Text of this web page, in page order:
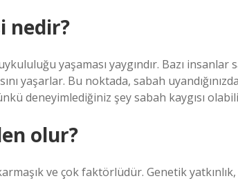
nedir?
yaşaması yaygındır. Bazı insanlar
yaşarlar. Bu noktada, sabah
deneyimlediğiniz şey sabah kaygısı
olur?
ve çok faktörlüdür. Genetik